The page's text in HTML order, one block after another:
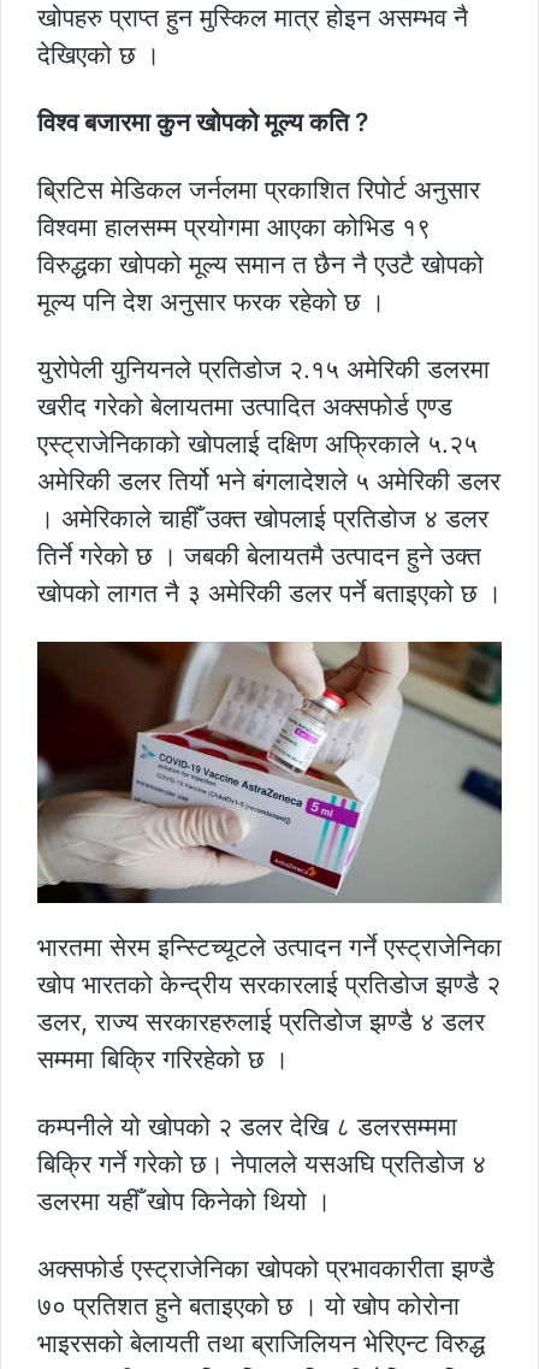
खोपहरु प्राप्त हुन मुस्किल मात्र होइन असम्भव नै
देखिएको छ ।
विश्व बजारमा कुन खोपको मूल्य कति ?
ब्रिटिस मेडिकल जर्नलमा प्रकाशित रिपोर्ट अनुसार
विश्वमा हालसम्म प्रयोगमा आएका कोभिड १९
विरुद्धका खोपको मूल्य समान त छैन नै एउटै खोपको
मूल्य पनि देश अनुसार फरक रहेको छ ।
युरोपेली युनियनले प्रतिडोज २.१५ अमेरिकी डलरमा
खरीद गरेको बेलायतमा उत्पादित अक्सफोर्ड एण्ड
एस्ट्राजेनिकाको खोपलाई दक्षिण अफ्रिकाले ५.२५
अमेरिकी डलर तिर्यो भने बंगलादेशले ५ अमेरिकी डलर
। अमेरिकाले चाहीँ उक्त खोपलाई प्रतिडोज ४ डलर
तिर्ने गरेको छ । जबकी बेलायतमै उत्पादन हुने उक्त
खोपको लागत नै ३ अमेरिकी डलर पर्ने बताइएको छ ।
भारतमा सेरम इन्स्टिच्यूटले उत्पादन गर्ने एस्ट्राजेनिका
खोप भारतको केन्द्रीय सरकारलाई प्रतिडोज झण्डै २
डलर, राज्य सरकारहरुलाई प्रतिडोज झण्डै ४ डलर
सम्ममा बिक्रि गरिरहेको छ ।
कम्पनीले यो खोपको २ डलर देखि ८ डलरसम्ममा
बिक्रि गर्ने गरेको छ। नेपालले यसअघि प्रतिडोज ४
डलरमा यहीँ खोप किनेको थियो ।
अक्सफोर्ड एस्ट्राजेनिका खोपको प्रभावकारीता झण्डै
७० प्रतिशत हुने बताइएको छ । यो खोप कोरोना
भाइरसको बेलायती तथा ब्राजिलियन भेरिएन्ट विरुद्ध